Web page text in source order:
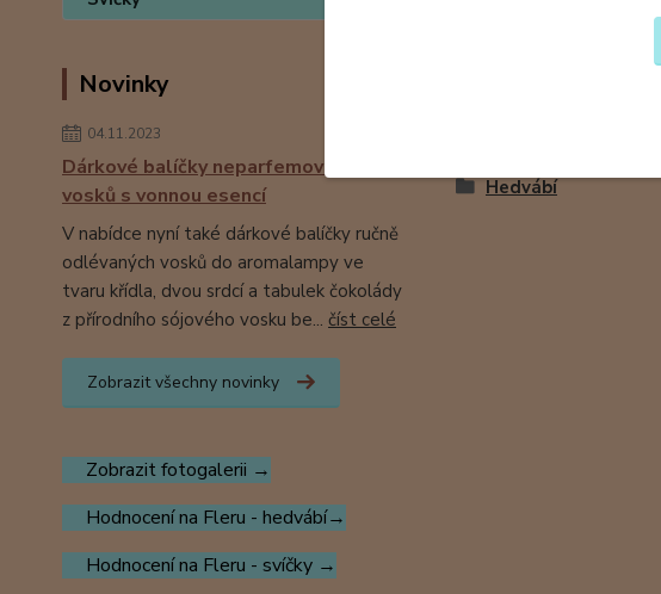
Novinky
04.11.2023
Dárkové balíčky neparfemovaných
vosků s vonnou esencí
V nabídce nyní také dárkové balíčky ručně
odlévaných vosků do aromalampy ve
tvaru křídla, dvou srdcí a tabulek čokolády
z přírodního sójového vosku be... číst celé
Zobrazit všechny novinky
Zobrazit fotogalerii →
Hodnocení na Fleru - hedvábí→
Hodnocení na Fleru - svíčky →
Zboží zařazeno v
Hedvábí